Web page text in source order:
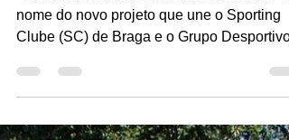
“Escola de Futebol Gverreiros do Futuro” é
nome do novo projeto que une o Sporting
uma nova escola de futebol em Touriz,